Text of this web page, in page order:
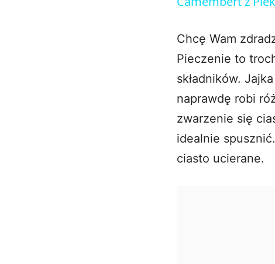
Chcę Wam
Pieczenie to
składników.
naprawdę robi
zwarzenie się
idealnie
ciasto ucierane.